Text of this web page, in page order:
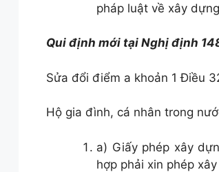
pháp luật về xây
Qui định mới tại Nghị định
Sửa đổi điểm a khoản 1 Điều
Hộ gia đình, cá nhân trong
a) Giấy phép xây
hợp phải xin phép